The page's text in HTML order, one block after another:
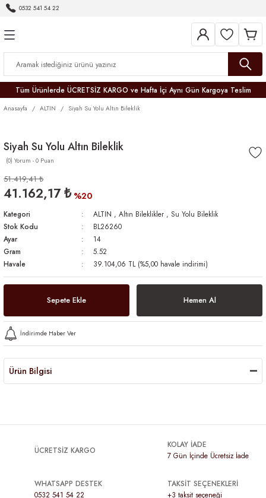
0532 541 54 22
Tüm Ürünlerde ÜCRETSİZ KARGO ve Hafta İçi Aynı Gün Kargoya Teslim
Anasayfa ALTIN Siyah Su Yolu Altın Bileklik
Siyah Su Yolu Altın Bileklik
(0) Yorum - 0 Puan
51.419,41 ₺
41.162,17 ₺ %20
Kategori ALTIN , Altın Bileklikler , Su Yolu Bileklik
Stok Kodu
BL26260
Ayar
14
Gram
5.52
Havale
39.104,06 TL (%5,00 havale indirimi)
Sepete Ekle Hemen Al
İndirimde Haber Ver
Ürün Bilgisi
ÜCRETSİZ KARGO
KOLAY İADE
7 Gün İçinde Ücretsiz İade
WHATSAPP DESTEK
0532 541 54 22
TAKSİT SEÇENEKLERİ
+3 taksit seçeneği